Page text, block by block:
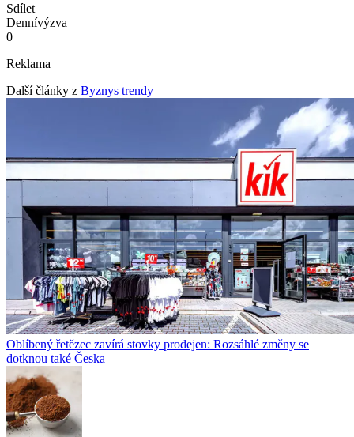
Sdílet
Dennívýzva
0
Reklama
Další články z Byznys trendy
Oblíbený řetězec zavírá stovky prodejen: Rozsáhlé změny se
dotknou také Česka